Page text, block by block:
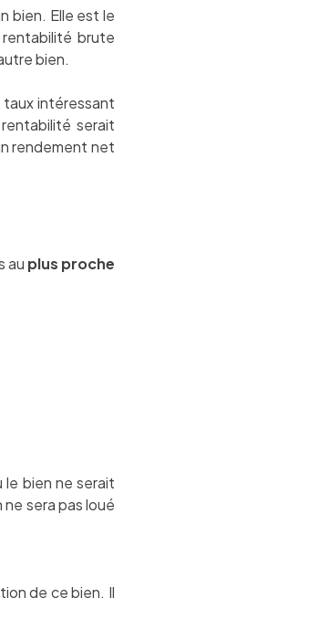
bien. Elle est le
brute
bien.
intéressant
serait
rendement net
au plus proche
le bien ne serait
sera pas loué
de ce bien. Il